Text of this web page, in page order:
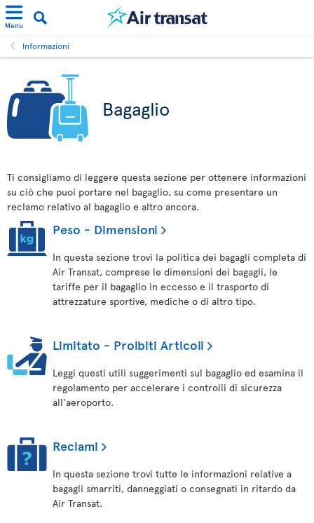
Menu
Informazioni
Bagaglio
Ti consigliamo di leggere questa sezione per ottenere informazioni
su ciò che puoi portare nel bagaglio, su come presentare un
reclamo relativo al bagaglio e altro ancora.
Peso - Dimensioni
In questa sezione trovi la politica dei bagagli completa di
Air Transat, comprese le dimensioni dei bagagli, le
tariffe per il bagaglio in eccesso e il trasporto di
attrezzature sportive, mediche o di altro tipo.
Limitato - Proibiti Articoli
Leggi questi utili suggerimenti sul bagaglio ed esamina il
regolamento per accelerare i controlli di sicurezza
all'aeroporto.
Reclami
In questa sezione trovi tutte le informazioni relative a
bagagli smarriti, danneggiati o consegnati in ritardo da
Air Transat.